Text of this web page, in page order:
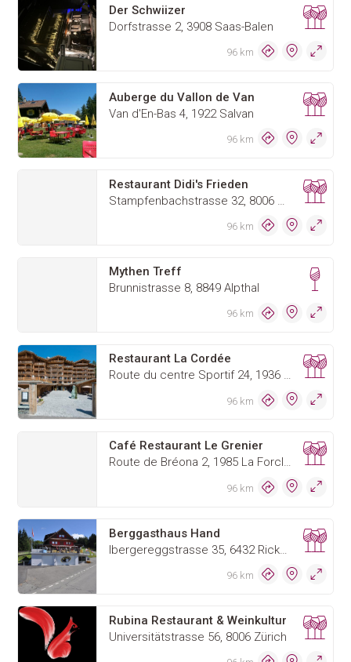
Der Schwiizer
Dorfstrasse 2, 3908 Saas-Balen
96 km
Auberge du Vallon de Van
Van d'En-Bas 4, 1922 Salvan
96 km
Restaurant Didi's Frieden
Stampfenbachstrasse 32, 8006 Zürich
96 km
Mythen Treff
Brunnistrasse 8, 8849 Alpthal
96 km
Restaurant La Cordée
Route du centre Sportif 24, 1936 Verbier
96 km
Café Restaurant Le Grenier
Route de Bréona 2, 1985 La Forclaz
96 km
Berggasthaus Hand
Ibergereggstrasse 35, 6432 Rickenbach b. Schwyz
96 km
Rubina Restaurant & Weinkultur
Universitätstrasse 56, 8006 Zürich